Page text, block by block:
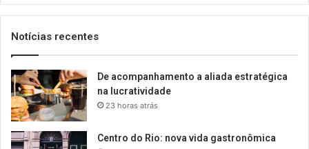
email
Notícias recentes
De acompanhamento a aliada estratégica
na lucratividade
23 horas atrás
Centro do Rio: nova vida gastronômica